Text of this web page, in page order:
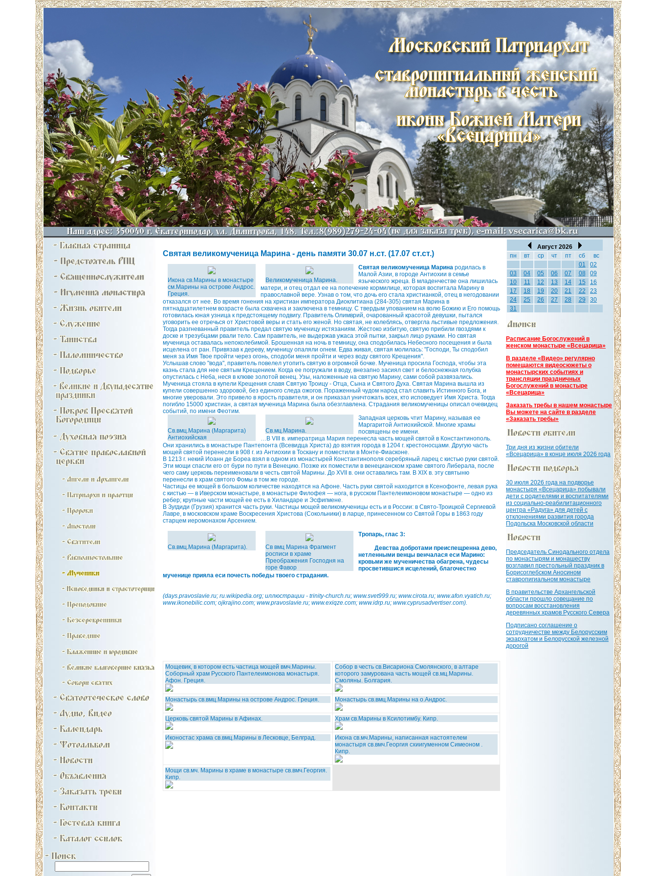
Святая великомученица Марина - день памяти 30.07 н.ст. (17.07 ст.ст.)
Икона св.Марины в монастыре
см.Марины на острове Андрос.
Греция.
Великомученица Марина.
Святая великомученица Марина родилась в
Малой Азии, в городе Антиохии в семье
языческого жреца. В младенчестве она лишилась
матери, и отец отдал ее на попечение кормилице, которая воспитала Марину в
православной вере. Узнав о том, что дочь его стала христианкой, отец в негодовании
отказался от нее. Во время гонения на христиан императора Диоклитиана (284-305) святая Марина в
пятнадцатилетнем возрасте была схвачена и заключена в темницу. С твердым упованием на волю Божию и Его помощь
готовилась юная узница к предстоящему подвигу. Правитель Олимврий, очарованный красотой девушки, пытался
уговорить ее отречься от Христовой веры и стать его женой. Но святая, не колеблясь, отвергла льстивые предложения.
Тогда разгневанный правитель предал святую мученицу истязаниям. Жестоко избитую, святую прибили гвоздями к
доске и трезубцами рвали тело. Сам правитель, не выдержав ужаса этой пытки, закрыл лицо руками. Но святая
мученица оставалась непоколебимой. Брошенная на ночь в темницу, она сподобилась Небесного посещения и была
исцелена от ран. Привязав к дереву, мученицу опаляли огнем. Едва живая, святая молилась: "Господи, Ты сподобил
меня за Имя Твое пройти через огонь, сподоби меня пройти и через воду святого Крещения".
Услышав слово "вода", правитель повелел утопить святую в огромной бочке. Мученица просила Господа, чтобы эта
казнь стала для нее святым Крещением. Когда ее погружали в воду, внезапно засиял свет и белоснежная голубка
опустилась с Неба, неся в клюве золотой венец. Узы, наложенные на святую Марину, сами собой развязались.
Мученица стояла в купели Крещения славя Святую Троицу - Отца, Сына и Святого Духа. Святая Марина вышла из
купели совершенно здоровой, без единого следа ожогов. Пораженный чудом народ стал славить Истинного Бога, и
многие уверовали. Это привело в ярость правителя, и он приказал уничтожать всех, кто исповедует Имя Христа. Тогда
погибло 15000 христиан, а святая мученица Марина была обезглавлена. Страдания великомученицы описал очевидец
событий, по имени Феотим.
Св.вмц.Марина (Маргарита)
Антиохийская
Св.мц.Марина.
Западная церковь чтит Марину, называя ее
Маргаритой Антиохийской. Многие храмы
посвящены ее имени.
…В VIII в. императрица Мария перенесла часть мощей святой в Константинополь.
Они хранились в монастыре Пантепонта (Всевидца Христа) до взятия города в 1204 г. крестоносцами. Другую часть
мощей святой перенесли в 908 г. из Антиохии в Тоскану и поместили в Монте-Фиасконе.
В 1213 г. некий Иоанн де Бореа взял в одном из монастырей Константинополя серебряный ларец с кистью руки святой.
Эти мощи спасли его от бури по пути в Венецию. Позже их поместили в венецианском храме святого Либерала, после
чего саму церковь переименовали в честь святой Марины. До XVII в. они оставались там. В XIX в. эту святыню
перенесли в храм святого Фомы в том же городе.
Частицы ее мощей в большом количестве находятся на Афоне. Часть руки святой находится в Ксенофонте, левая рука
с кистью — в Иверском монастыре, в монастыре Филофея — нога, в русском Пантелеимоновом монастыре — одно из
ребер; крупные части мощей ее есть в Хиландаре и Эсфигмене.
В Зугдиди (Грузия) хранится часть руки. Частицы мощей великомученицы есть и в России: в Свято-Троицкой Сергиевой
Лавре, в московском храме Воскресения Христова (Сокольники) в ларце, принесенном со Святой Горы в 1863 году
старцем иеромонахом Арсением.
Св.вмц.Марина (Маргарита).
Св вмц Марина Фрагмент
росписи в храме
Преображения Господня на
горе Фавор
Тропарь, глас 3:
Девства добротами преиспещренна дево,
нетленными венцы венчалася еси Марино:
кровьми же мученичества обагрена, чудесы
просветившися исцелений, благочестно
мученице прияла еси почесть победы твоего страдания.
(days.pravoslavie.ru; ru.wikipedia.org; иллюстрации - trinity-church.ru; www.svet999.ru; www.cirota.ru; www.afon.vyatich.ru;
www.ikonebilic.com; ojkrajino.com; www.pravoslavie.ru; www.exiqze.com; www.idrp.ru; www.cyprusadvertiser.com).
Мощевик, в котором есть частица мощей вмч.Марины.
Соборный храм Русского Пантелеимонова монастыря.
Афон. Греция.
Собор в честь св.Висариона Смолянского, в алтаре
которого замурована часть мощей св.мц.Марины.
Смоляны. Болгария.
Монастырь св.вмц.Марины на острове Андрос. Греция. Монастырь св.вмц.Марины на о.Андрос.
Церковь святой Марины в Афинах. Храм св.Марины в Ксилотимбу. Кипр.
Иконостас храма св.вмц.Марины в Лесковце, Белград.
Икона св.мч.Марины, написанная настоятелем
монастыря св.вмч.Георгия схиигуменном Симеоном .
Кипр.
Мощи св.мч. Марины в храме в монастыре св.вмч.Георгия.
Кипр.
Август 2026
пн
вт ср чт пт сб
вс
01
02
03
04 05 06 07 08
09
10
11 12 13 14 15
16
17
18 19 20 21 22
23
24
25 26 27 28 29
30
31
Расписание Богослужений в
женском монастыре «Всецарица»
В разделе «Видео» регулярно
помещаются видеосюжеты о
монастырских событиях и
трансляции праздничных
Богослужений в монастыре
«Всецарица»
Заказать требы в нашем монастыре
Вы можете на сайте в разделе
«Заказать требы»
Три дня из жизни обители
«Всецарица» в конце июля 2026 года
30 июля 2026 года на подворье
монастыря «Всецарица» побывали
дети с родителями и воспитателями
из социально-реабилитационного
центра «Радуга» для детей с
отклонениями развития города
Подольска Московской области
Председатель Синодального отдела
по монастырям и монашеству
возглавил престольный праздник в
Борисоглебском Аносином
ставропигиальном монастыре
В правительстве Архангельской
области прошло совещание по
вопросам восстановления
деревянных храмов Русского Севера
Подписано соглашение о
сотрудничестве между Белорусским
экзархатом и Белорусской железной
дорогой